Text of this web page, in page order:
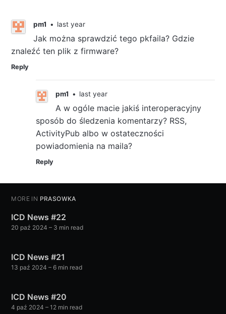
pm1 • last year
Jak można sprawdzić tego pkfaila? Gdzie
znaleźć ten plik z firmware?
Reply
pm1 • last year
A w ogóle macie jakiś interoperacyjny
sposób do śledzenia komentarzy? RSS,
ActivityPub albo w ostateczności
powiadomienia na maila?
Reply
MORE IN PRASÓWKA
ICD News #22
20 paź 2024 – 3 min read
ICD News #21
13 paź 2024 – 6 min read
ICD News #20
4 paź 2024 – 12 min read